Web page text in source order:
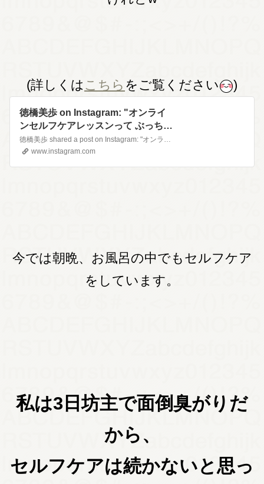
(詳しくは こちら をご覧ください )
徳橋美歩 on Instagram: "オンライ
ンセルフケアレッスンって ぶっちゃ
けどう？ レッスン生声シリーズ③
『セルフケアレッスンには全然ピン
と来てないんです😑』 告白してない
徳橋美歩 shared a post on Instagram: "オンラインセルフケアレッスンって ぶっちゃけどう？ レッスン生声シリーズ③ 『セルフケアレッスンには全然ピンと来てないんです😑』 告白してないのにフラれたみたいな気持ち🥺🤣 『え？諭吉カモン？』 『バストアップ？？』 結果どうなったのか⁉️ 是非お聴きくださいませ💙 #さと…
www.instagram.com
今では朝晩、お風呂の中でもセルフケア
をしています。
私は3日坊主で面倒臭がりだ
から、
セルフケアは続かないと思っ